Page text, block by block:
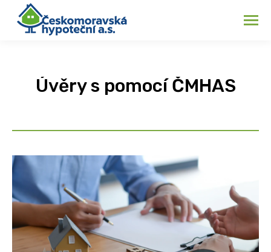
Úvěry s pomocí ČMHAS